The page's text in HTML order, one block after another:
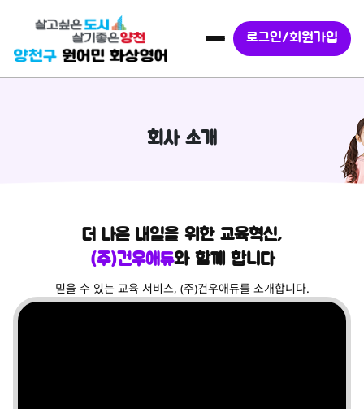
로그인/회원가입
회사 소개
더 나은 내일을 위한 교육혁신,
(주)건우애듀와 함께 합니다
믿을 수 있는 교육 서비스, (주)건우애듀를 소개합니다.